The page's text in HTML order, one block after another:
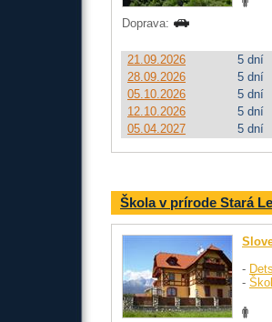
Doprava:
21.09.2026
5 dní
28.09.2026
5 dní
05.10.2026
5 dní
12.10.2026
5 dní
05.04.2027
5 dní
Škola v prírode Stará
-
-